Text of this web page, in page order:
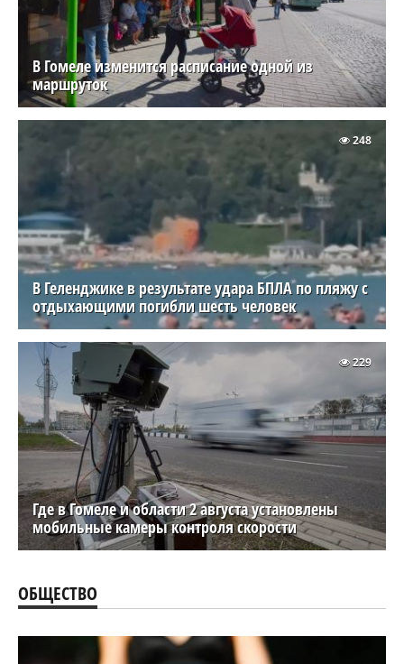
В Гомеле изменится расписание одной из
маршруток
В Геленджике в результате удара БПЛА по пляжу с
отдыхающими погибли шесть человек
248
Где в Гомеле и области 2 августа установлены
мобильные камеры контроля скорости
229
ОБЩЕСТВО